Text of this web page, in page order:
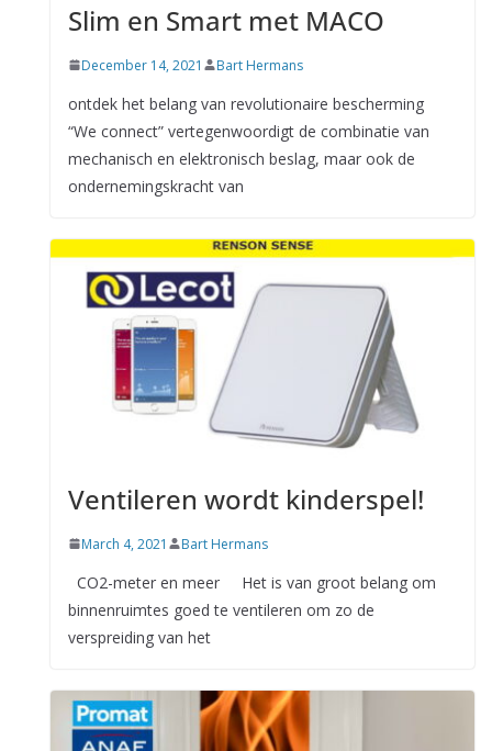
Slim en Smart met MACO
December 14, 2021 Bart Hermans
ontdek het belang van revolutionaire bescherming
“We connect” vertegenwoordigt de combinatie van
mechanisch en elektronisch beslag, maar ook de
ondernemingskracht van
Ventileren wordt kinderspel!
March 4, 2021 Bart Hermans
CO2-meter en meer Het is van groot belang om
binnenruimtes goed te ventileren om zo de
verspreiding van het